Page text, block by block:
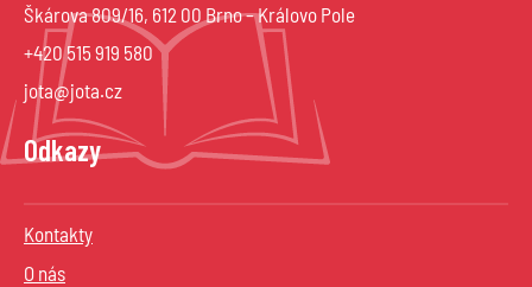
Škárova 809/16, 612 00 Brno – Královo Pole
+420 515 919 580
jota@jota.cz
Odkazy
Kontakty
O nás